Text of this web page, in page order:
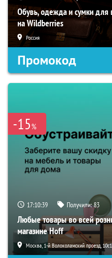
Обувь, одежда и сумки для
на Wildberries
Россия
Промокод
-15%
17:10:38 Получили:83
Любые товары во всей
магазине Hoff
Москва, 1-й Волоколамский проезд, 10с1